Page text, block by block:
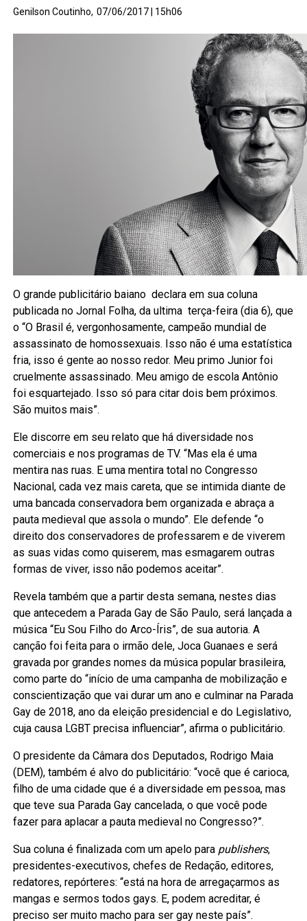
Genilson Coutinho, 07/06/2017 | 15h06
O grande publicitário baiano declara em sua coluna
publicada no Jornal Folha, da ultima terça-feira (dia 6), que
o “O Brasil é, vergonhosamente, campeão mundial de
assassinato de homossexuais. Isso não é uma estatística
fria, isso é gente ao nosso redor. Meu primo Junior foi
cruelmente assassinado. Meu amigo de escola Antônio
foi esquartejado. Isso só para citar dois bem próximos.
São muitos mais”.
Ele discorre em seu relato que há diversidade nos
comerciais e nos programas de TV. “Mas ela é uma
mentira nas ruas. E uma mentira total no Congresso
Nacional, cada vez mais careta, que se intimida diante de
uma bancada conservadora bem organizada e abraça a
pauta medieval que assola o mundo”. Ele defende “o
direito dos conservadores de professarem e de viverem
as suas vidas como quiserem, mas esmagarem outras
formas de viver, isso não podemos aceitar”.
Revela também que a partir desta semana, nestes dias
que antecedem a Parada Gay de São Paulo, será lançada a
música “Eu Sou Filho do Arco-Íris”, de sua autoria. A
canção foi feita para o irmão dele, Joca Guanaes e será
gravada por grandes nomes da música popular brasileira,
como parte do “início de uma campanha de mobilização e
conscientização que vai durar um ano e culminar na Parada
Gay de 2018, ano da eleição presidencial e do Legislativo,
cuja causa LGBT precisa influenciar”, afirma o publicitário.
O presidente da Câmara dos Deputados, Rodrigo Maia
(DEM), também é alvo do publicitário: “você que é carioca,
filho de uma cidade que é a diversidade em pessoa, mas
que teve sua Parada Gay cancelada, o que você pode
fazer para aplacar a pauta medieval no Congresso?”.
Sua coluna é finalizada com um apelo para publishers,
presidentes-executivos, chefes de Redação, editores,
redatores, repórteres: “está na hora de arregaçarmos as
mangas e sermos todos gays. E, podem acreditar, é
preciso ser muito macho para ser gay neste país”.